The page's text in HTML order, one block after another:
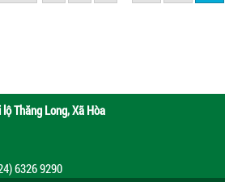
Thăng Long, Xã Hòa
6326 9290